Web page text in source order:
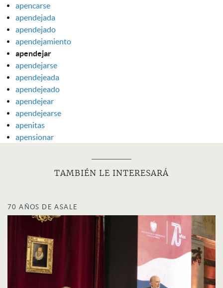
apencarse
apendejada
apendejado
apendejamiento
apendejar
apendejarse
apendejeada
apendejeado
apendejear
apendejearse
apenitas
apensionar
TAMBIÉN LE INTERESARÁ
70 AÑOS DE ASALE